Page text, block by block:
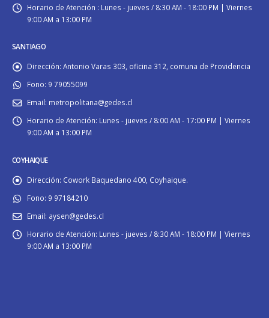
Horario de Atención : Lunes - jueves / 8:30 AM - 18:00 PM | Viernes
9:00 AM a 13:00 PM
SANTIAGO
Dirección: Antonio Varas 303, oficina 312, comuna de Providencia
Fono: 9 79055099
Email: metropolitana@gedes.cl
Horario de Atención: Lunes - jueves / 8:00 AM - 17:00 PM | Viernes
9:00 AM a 13:00 PM
COYHAIQUE
Dirección: Cowork Baquedano 400, Coyhaique.
Fono: 9 97184210
Email: aysen@gedes.cl
Horario de Atención: Lunes - jueves / 8:30 AM - 18:00 PM | Viernes
9:00 AM a 13:00 PM